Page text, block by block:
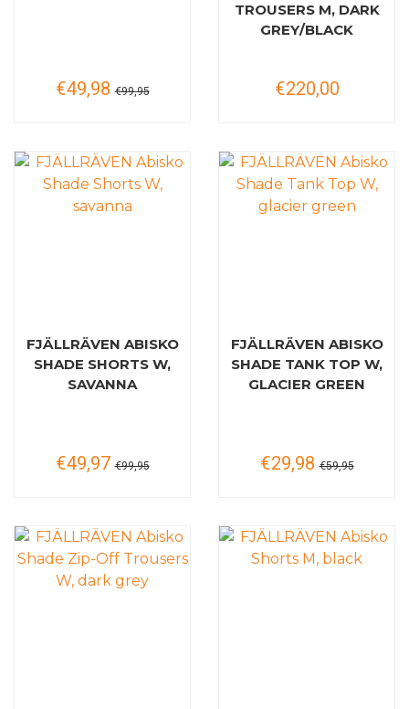
€49,98 €99,95
TROUSERS M, DARK
GREY/BLACK
€220,00
FJÄLLRÄVEN ABISKO
SHADE SHORTS W,
SAVANNA
€49,97 €99,95
FJÄLLRÄVEN ABISKO
SHADE TANK TOP W,
GLACIER GREEN
€29,98 €59,95